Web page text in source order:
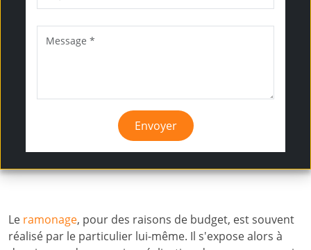
Envoyer
Le ramonage, pour des raisons de budget, est souvent
réalisé par le particulier lui-même. Il s'expose alors à